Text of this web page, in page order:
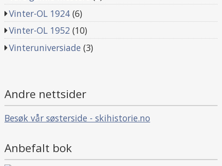
Vinter-OL 1924 (6)
Vinter-OL 1952 (10)
Vinteruniversiade (3)
Andre nettsider
Besøk vår søsterside - skihistorie.no
Anbefalt bok